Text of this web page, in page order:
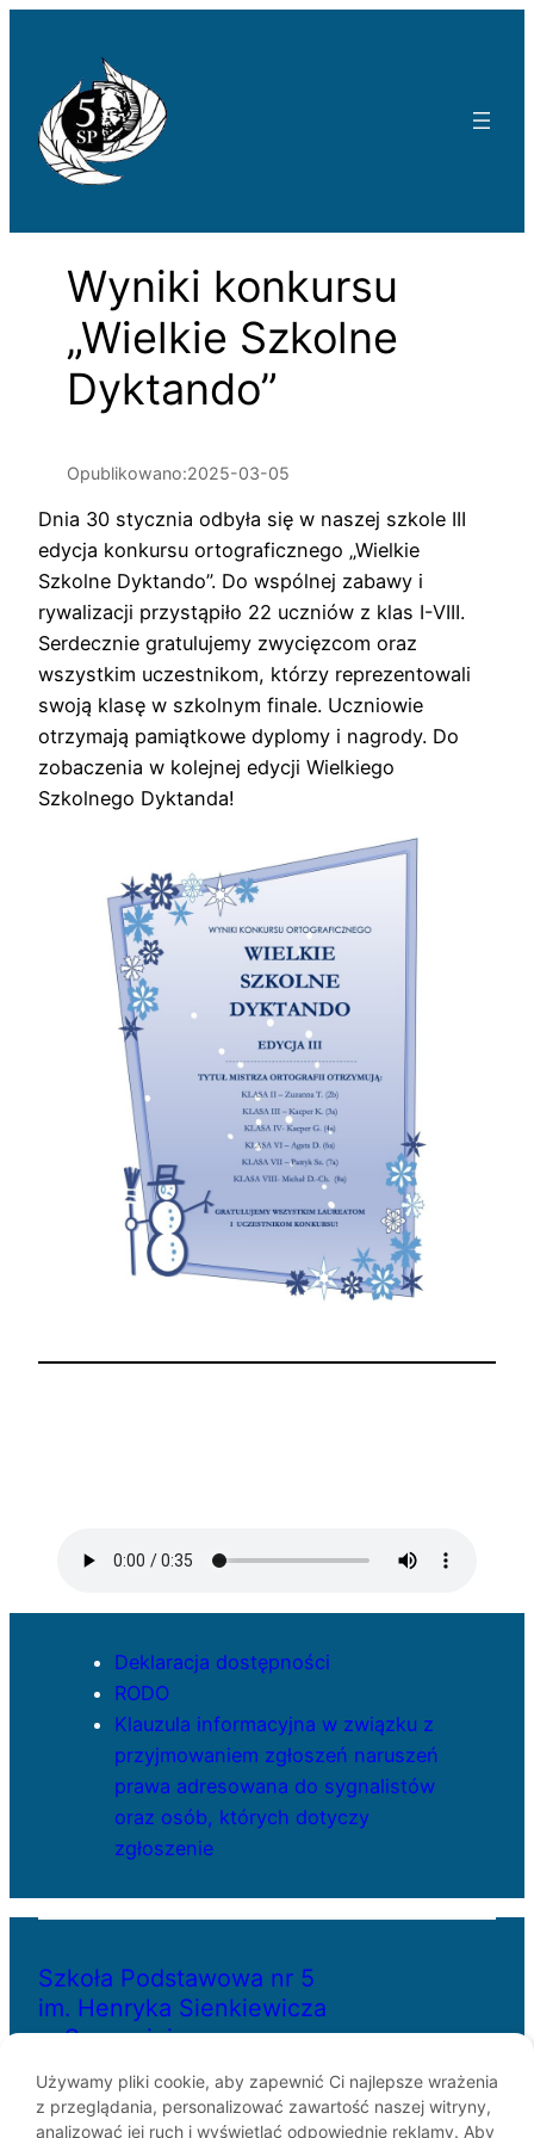
Wyniki konkursu
„Wielkie Szkolne
Dyktando”
Opublikowano:2025-03-05
Dnia 30 stycznia odbyła się w naszej szkole III
edycja konkursu ortograficznego „Wielkie
Szkolne Dyktando”. Do wspólnej zabawy i
rywalizacji przystąpiło 22 uczniów z klas I-VIII.
Serdecznie gratulujemy zwycięzcom oraz
wszystkim uczestnikom, którzy reprezentowali
swoją klasę w szkolnym finale. Uczniowie
otrzymają pamiątkowe dyplomy i nagrody. Do
zobaczenia w kolejnej edycji Wielkiego
Szkolnego Dyktanda!
Deklaracja dostępności
RODO
Klauzula informacyjna w związku z
przyjmowaniem zgłoszeń naruszeń
prawa adresowana do sygnalistów
oraz osób, których dotyczy
zgłoszenie
Szkoła Podstawowa nr 5
im. Henryka Sienkiewicza
w Szczecinie
ul. Bł. Królowej Jadwigi 29
Używamy pliki cookie, aby zapewnić Ci najlepsze wrażenia
z przeglądania, personalizować zawartość naszej witryny,
analizować jej ruch i wyświetlać odpowiednie reklamy. Aby